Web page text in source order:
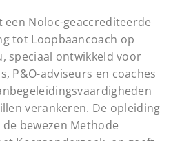
een Noloc-geaccrediteerde
tot Loopbaancoach op
speciaal ontwikkeld voor
P&O-adviseurs en coaches
verankeren. De opleiding
bewezen Methode